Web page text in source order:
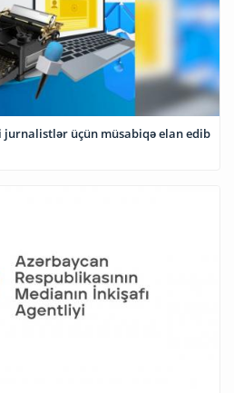
jurnalistlər üçün müsabiqə elan edib